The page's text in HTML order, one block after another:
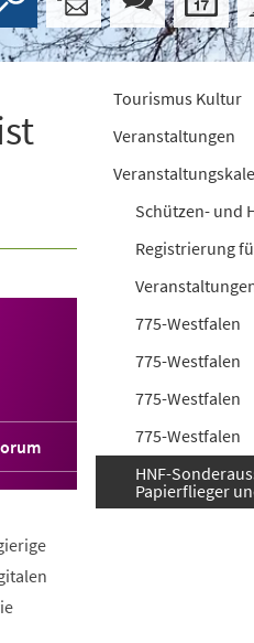
Tourismus Kultur
Veranstaltungen
Schützen- und
Registrierung
775-Westfalen
775-Westfalen
775-Westfalen
775-Westfalen
HNF-
Papierflieger